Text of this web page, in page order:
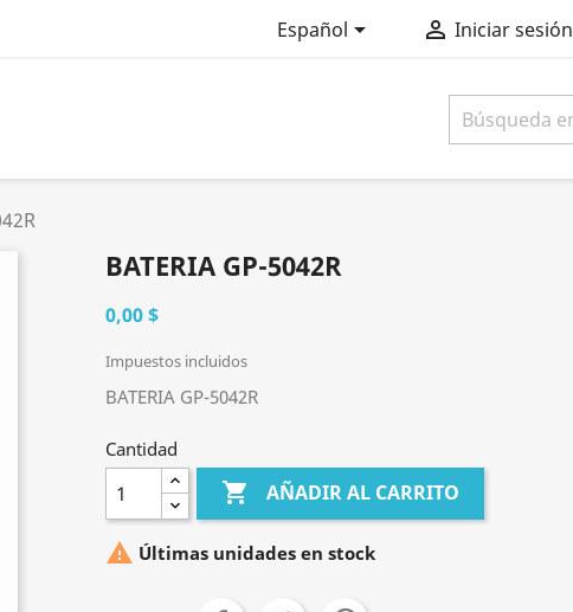
Español  Iniciar sesión
BATERIA GP-5042R
0,00 $
Impuestos incluidos
BATERIA GP-5042R
Cantidad
 AÑADIR AL CARRITO
 Últimas unidades en stock